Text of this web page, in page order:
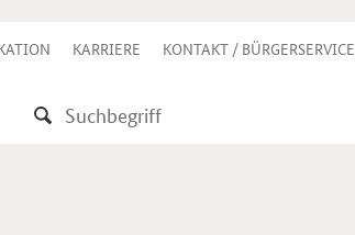
KARRIERE KONTAKT / BÜRGERSERVICE